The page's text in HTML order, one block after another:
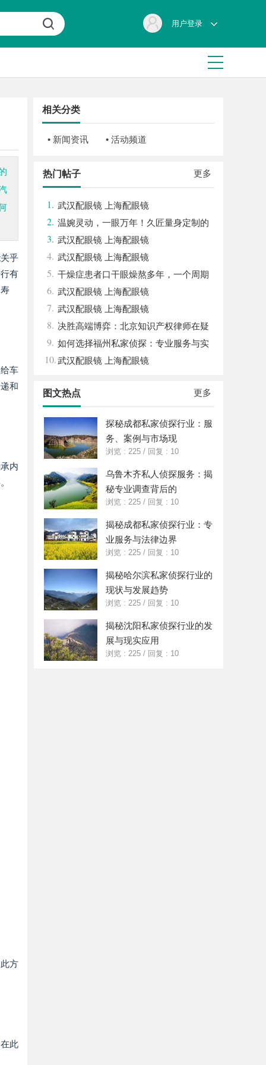
用户登录
乎
有
车
和
内
方
此
相关分类
• 新闻资讯 • 活动频道
更多
热门帖子
1. 武汉配眼镜 上海配眼镜
2. 温婉灵动，一眼万年！久匠量身定制的
眉眼唇，才是你整张脸的点睛之笔！淡颜系
女生的气质加分项
3. 武汉配眼镜 上海配眼镜
4. 武汉配眼镜 上海配眼镜
5. 干燥症患者口干眼燥熬多年，一个周期
缓过来？老中医：一张辨证方对症，身体找
回津液
6. 武汉配眼镜 上海配眼镜
7. 武汉配眼镜 上海配眼镜
8. 决胜高端博弈：北京知识产权律师在疑
难复杂案件中的破局之道
9. 如何选择福州私家侦探：专业服务与实
用指南详解
10.武汉配眼镜 上海配眼镜
更多
图文热点
探秘成都私家侦探行业：服
务、案例与市场现
浏览 : 225 / 回复 : 10
乌鲁木齐私人侦探服务：揭
秘专业调查背后的
浏览 : 225 / 回复 : 10
揭秘成都私家侦探行业：专
业服务与法律边界
浏览 : 225 / 回复 : 10
揭秘哈尔滨私家侦探行业的
现状与发展趋势
浏览 : 225 / 回复 : 10
揭秘沈阳私家侦探行业的发
展与现实应用
浏览 : 225 / 回复 : 10